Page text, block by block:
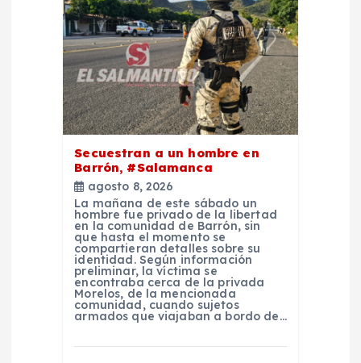
Secuestran a un hombre en
Barrón, #Salamanca
agosto 8, 2026
La mañana de este sábado un
hombre fue privado de la libertad
en la comunidad de Barrón, sin
que hasta el momento se
compartieran detalles sobre su
identidad. Según información
preliminar, la víctima se
encontraba cerca de la privada
Morelos, de la mencionada
comunidad, cuando sujetos
armados que viajaban a bordo de…